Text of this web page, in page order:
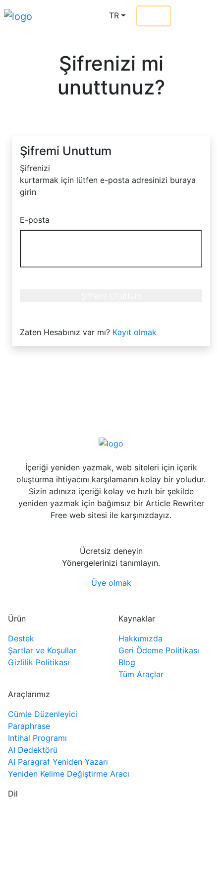
TR
Şifrenizi mi
unuttunuz?
Şifremi Unuttum
Şifrenizi
kurtarmak için lütfen e-posta adresinizi buraya
girin
E-posta
Zaten Hesabınız var mı? Kayıt olmak
İçeriği yeniden yazmak, web siteleri için içerik
oluşturma ihtiyacını karşılamanın kolay bir yoludur.
Sizin adınıza içeriği kolay ve hızlı bir şekilde
yeniden yazmak için bağımsız bir Article Rewriter
Free web sitesi ile karşınızdayız.
Ücretsiz deneyin
Yönergelerinizi tanımlayın.
Üye olmak
Ürün
Destek
Şartlar ve Koşullar
Gizlilik Politikası
Kaynaklar
Hakkımızda
Geri Ödeme Politikası
Blog
Tüm Araçlar
Araçlarımız
Cümle Düzenleyici
Paraphrase
Intihal Programı
AI Dedektörü
AI Paragraf Yeniden Yazarı
Yeniden Kelime Değiştirme Aracı
Dil